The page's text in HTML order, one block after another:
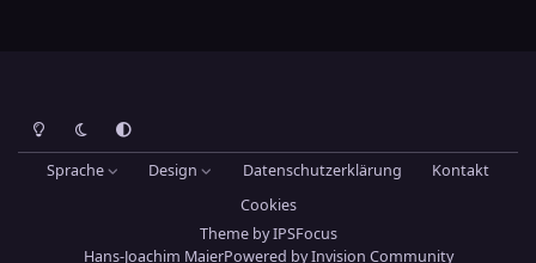
Heller ModusDunkler ModusSystemeinstellung
Sprache Design Datenschutzerklärung
Kontakt
Cookies
ThemebyIPSFocus
Hans-Joachim MaierPowered byInvision Community